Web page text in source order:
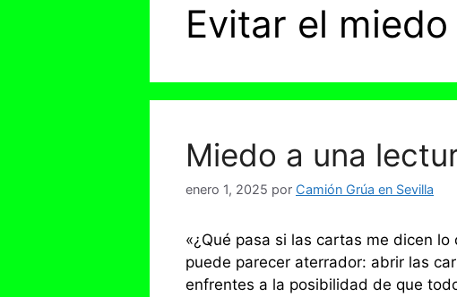
Evitar el
Miedo a una
enero 1, 2025 por Camión Grúa en Sevilla
«¿Qué pasa si las cartas me dicen
puede parecer aterrador: abrir las
enfrentes a la posibilidad de que